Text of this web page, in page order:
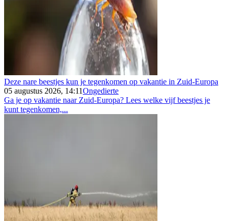
Deze nare beestjes kun je tegenkomen op vakantie in Zuid-Europa
05 augustus 2026, 14:11Ongedierte
Ga je op vakantie naar Zuid-Europa? Lees welke vijf beestjes je
kunt tegenkomen,...